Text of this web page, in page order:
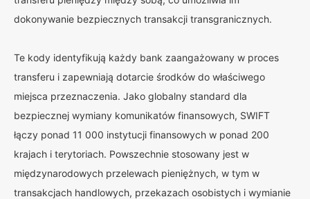
dokonywanie bezpiecznych transakcji transgranicznych.
Te kody identyfikują każdy bank zaangażowany w proces
transferu i zapewniają dotarcie środków do właściwego
miejsca przeznaczenia. Jako globalny standard dla
bezpiecznej wymiany komunikatów finansowych, SWIFT
łączy ponad 11 000 instytucji finansowych w ponad 200
krajach i terytoriach. Powszechnie stosowany jest w
międzynarodowych przelewach pieniężnych, w tym w
transakcjach handlowych, przekazach osobistych i wymianie